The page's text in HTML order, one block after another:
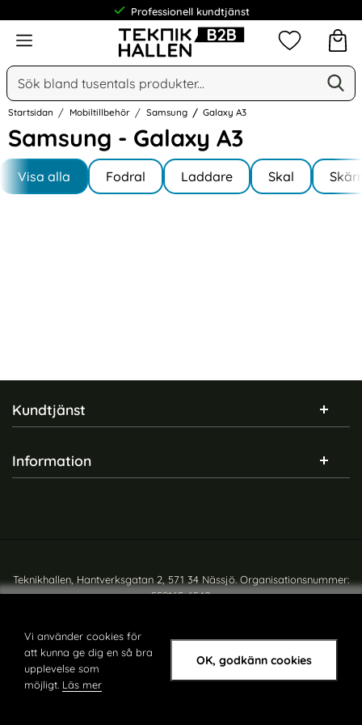
Vi använder cookies för
att kunna ge dig en så bra
upplevelse som
möjligt. Läs mer
OK, godkänn cookies
Professionell kundtjänst
Meny
Sök
Sök på Narse Group AB
Mina
Startsidan Mobiltillbehör Samsung Galaxy A3
Samsung - Galaxy A3
Hoppa
produkter
Underkategorier
Visa alla
I Galaxy A3 Fodral Laddare Skal
Sidfot Blandad info och länkar
Kundtjänst
Information
Teknikhallen, Hantverksgatan 2, 571 34 Nässjö. Organisationsnummer:
559165-6540